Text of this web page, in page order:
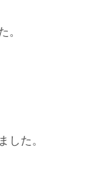
。
した。